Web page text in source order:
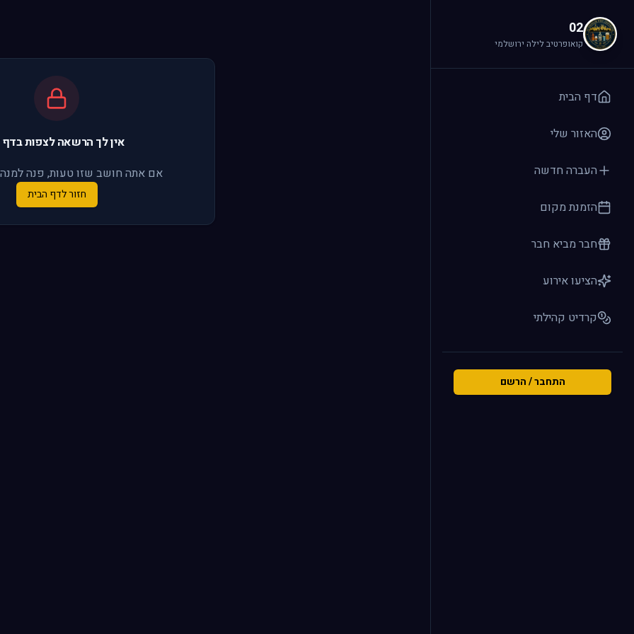
02
קואופרטיב לילה ירושלמי
דף הבית
האזור שלי
העברה חדשה
הזמנת מקום
חבר מביא חבר
הציעו אירוע
קרדיט קהילתי
התחבר / הרשם
אין לך הרשאה לצפות בדף
אם אתה חושב שזו טעות, פנה
חזור לדף הבית